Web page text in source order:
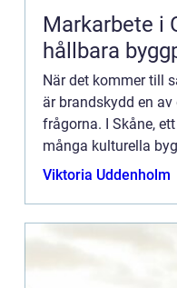
Markarbete i
hållbara
När det kommer till
är brandskydd en
frågorna. I Skåne,
många kulturella
ce...
Viktoria Uddenholm